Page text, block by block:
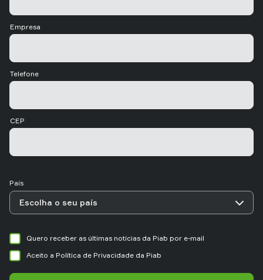
Empresa
Telefone
CEP
País
Quero receber as últimas notícias da Piab por e-mail
Aceito a Política de Privacidade da Piab